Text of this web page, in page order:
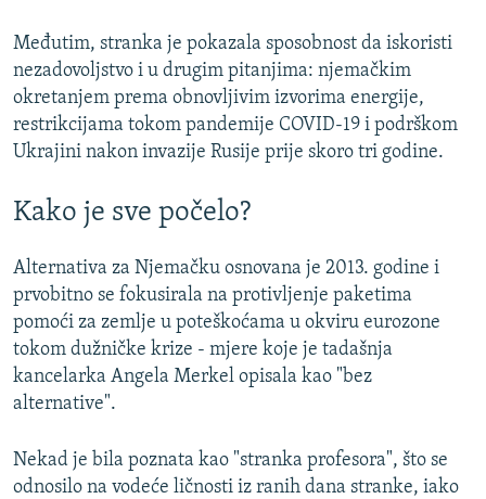
Međutim, stranka je pokazala sposobnost da iskoristi
nezadovoljstvo i u drugim pitanjima: njemačkim
okretanjem prema obnovljivim izvorima energije,
restrikcijama tokom pandemije COVID-19 i podrškom
Ukrajini nakon invazije Rusije prije skoro tri godine.
Kako je sve počelo?
Alternativa za Njemačku osnovana je 2013. godine i
prvobitno se fokusirala na protivljenje paketima
pomoći za zemlje u poteškoćama u okviru eurozone
tokom dužničke krize - mjere koje je tadašnja
kancelarka Angela Merkel opisala kao "bez
alternative".
Nekad je bila poznata kao "stranka profesora", što se
odnosilo na vodeće ličnosti iz ranih dana stranke, iako